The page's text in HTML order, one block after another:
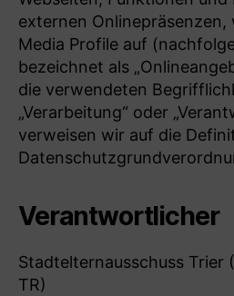
externen Onlinepräsenzen,
Media Profile auf
bezeichnet als
die verwendeten
„Verarbeitung“ oder
verweisen wir auf die
Verantwortlicher
Stadtelternausschuss Trier
TR)